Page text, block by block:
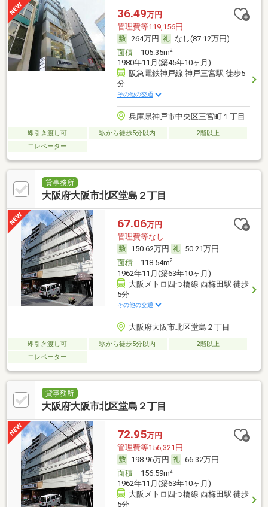
36.49万円
管理費等119,156円
264万円
なし(87.12万円)
面積105.35m2
1980年11月(築45年10ヶ月)
阪急電鉄神戸線 神戸三宮駅 徒歩5
分
その他の交通
兵庫県神戸市中央区三宮町１丁目
即引き渡し可 駅から徒歩5分以内
2階以上
エレベーター
貸事務所
大阪府大阪市北区堂島２丁目
67.06万円
管理費等なし
150.62万円
50.21万円
面積118.54m2
1962年11月(築63年10ヶ月)
大阪メトロ四つ橋線 西梅田駅 徒歩
5分
その他の交通
大阪府大阪市北区堂島２丁目
即引き渡し可 駅から徒歩5分以内
2階以上
エレベーター
貸事務所
大阪府大阪市北区堂島２丁目
72.95万円
管理費等156,321円
198.96万円
66.32万円
面積156.59m2
1962年11月(築63年10ヶ月)
大阪メトロ四つ橋線 西梅田駅 徒歩
5分